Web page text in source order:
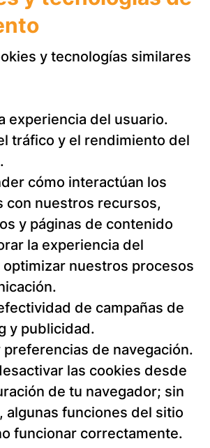
y tecnologías similares
experiencia del usuario.
tráfico y el rendimiento del
cómo interactúan los
con nuestros recursos,
y páginas de contenido
la experiencia del
optimizar nuestros procesos
de campañas de
y publicidad.
preferencias de navegación.
las cookies desde
de tu navegador; sin
algunas funciones del sitio
funcionar correctamente.